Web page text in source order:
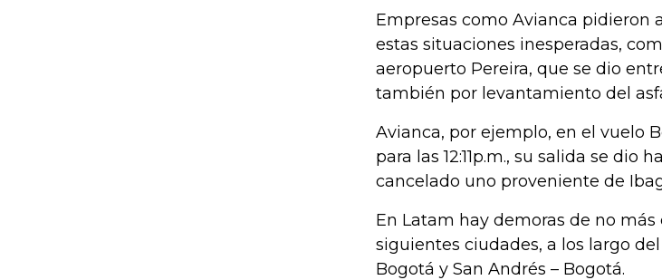
Empresas como Avianca pidieron
estas situaciones inesperadas,
aeropuerto Pereira, que se dio
también por levantamiento del
Avianca, por ejemplo, en el vuelo
para las 12:11p.m., su salida se dio
cancelado uno proveniente de
En Latam hay demoras de no
siguientes ciudades, a los largo
Bogotá y San Andrés – Bogotá.